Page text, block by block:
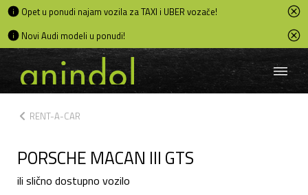
Opet u ponudi najam vozila za TAXI i UBER vozače!
Novi Audi modeli u ponudi!
chevron_left RENT-A-CAR
PORSCHE MACAN III GTS
ili slično dostupno vozilo